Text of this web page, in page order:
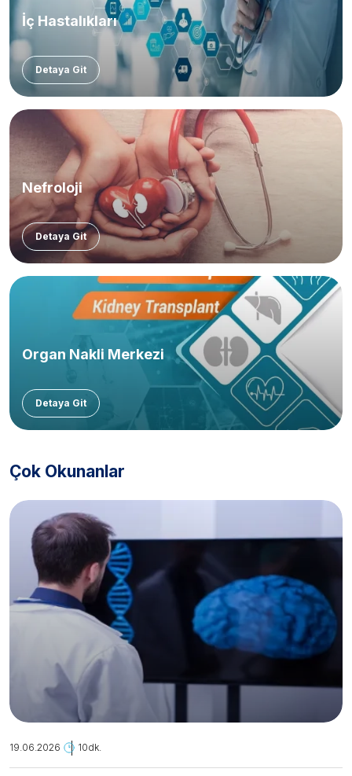
İç Hastalıkları
Detaya Git
Nefroloji
Detaya Git
Organ Nakli Merkezi
Detaya Git
Çok Okunanlar
19.06.2026 10dk.